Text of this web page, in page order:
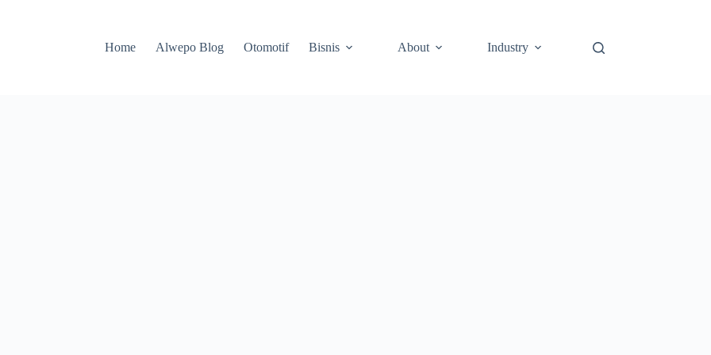
Home
Alwepo Blog Otomotif Bisnis About Industry